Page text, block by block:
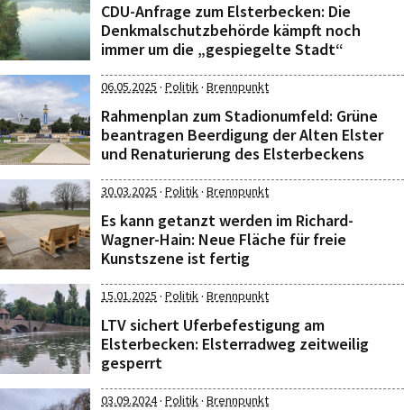
CDU-Anfrage zum Elsterbecken: Die
Denkmalschutzbehörde kämpft noch
immer um die „gespiegelte Stadt“
06.05.2025 · Politik· Brennpunkt
Rahmenplan zum Stadionumfeld: Grüne
beantragen Beerdigung der Alten Elster
und Renaturierung des Elsterbeckens
30.03.2025 · Politik· Brennpunkt
Es kann getanzt werden im Richard-
Wagner-Hain: Neue Fläche für freie
Kunstszene ist fertig
15.01.2025 · Politik· Brennpunkt
LTV sichert Uferbefestigung am
Elsterbecken: Elsterradweg zeitweilig
gesperrt
03.09.2024· Politik· Brennpunkt